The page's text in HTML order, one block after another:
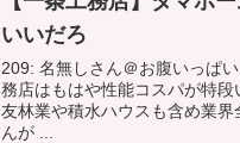
いいだろ
209: 名無しさん＠お腹いっぱい。 2023/12/13(水) 19:23:26.43 一
務店はもはや性能コスパが特
友林業や積水ハウスも含め業
んが ...